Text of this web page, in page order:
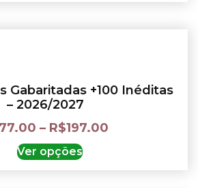
Gabaritadas +100 Inéditas
– 2026/2027
77.00 – R$197.00
Ver opções